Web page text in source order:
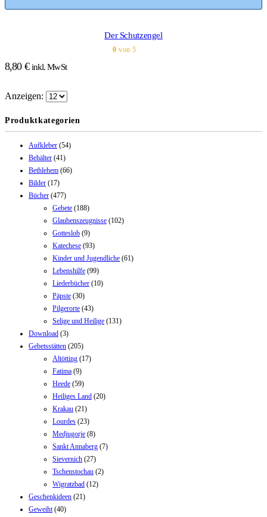
Der Schutzengel
0 von 5
8,80 € inkl. MwSt
Anzeigen:
Produktkategorien
Aufkleber (54)
Behälter (41)
Bethlehem (66)
Bilder (17)
Bücher (477)
Gebete (188)
Glaubenszeugnisse (102)
Gotteslob (9)
Katechese (93)
Kinder und Jugendliche (61)
Lebenshilfe (99)
Liederbücher (10)
Päpste (30)
Pilgerorte (43)
Selige und Heilige (131)
Download (3)
Gebetsstätten (205)
Altötting (17)
Fatima (9)
Heede (59)
Heiliges Land (20)
Krakau (21)
Lourdes (23)
Medjugorje (8)
Sankt Annaberg (7)
Sievernich (27)
Tschenstochau (2)
Wigratzbad (12)
Geschenkideen (21)
Geweiht (40)